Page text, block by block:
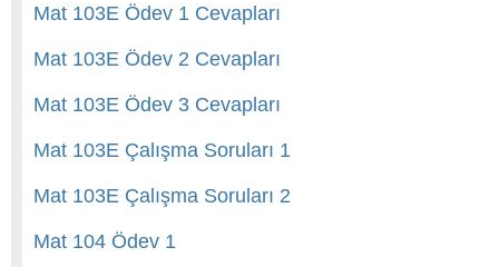
Mat 103E Ödev 1 Cevapları
Mat 103E Ödev 2 Cevapları
Mat 103E Ödev 3 Cevapları
Mat 103E Çalışma Soruları 1
Mat 103E Çalışma Soruları 2
Mat 104 Ödev 1